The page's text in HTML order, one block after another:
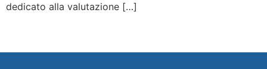
dedicato alla valutazione […]